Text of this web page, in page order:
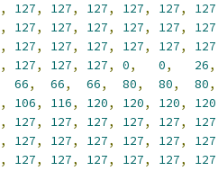
, 127, 127, 127, 127, 127, 127
, 127, 127, 127, 127, 127, 127
, 127, 127, 127, 127, 127, 127
, 127, 127, 127, 0, 0, 26,
66, 66, 66, 80, 80, 80,
, 106, 116, 120, 120, 120, 120
, 127, 127, 127, 127, 127, 127
, 127, 127, 127, 127, 127, 127
, 127, 127, 127, 127, 127, 127